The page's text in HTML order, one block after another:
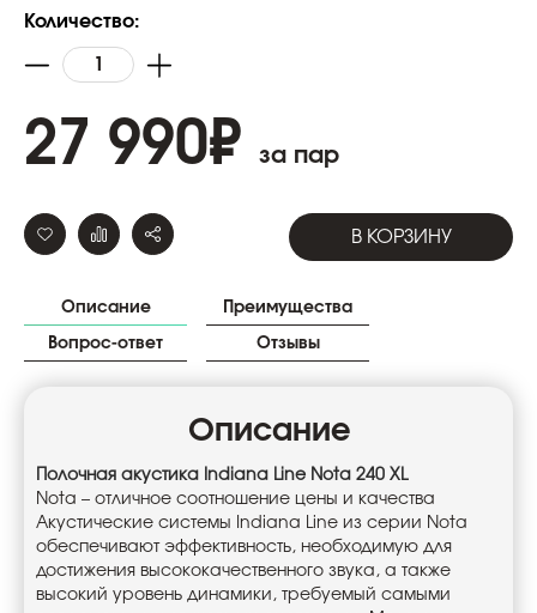
Количество:
27 990₽ за пар
В КОРЗИНУ
Описание Преимущества
Вопрос-ответ Отзывы
Описание
Полочная акустика Indiana Line Nota 240 XL
Nota – отличное соотношение цены и качества
Акустические системы Indiana Line из серии Nota
обеспечивают эффективность, необходимую для
достижения высококачественного звука, а также
высокий уровень динамики, требуемый самыми